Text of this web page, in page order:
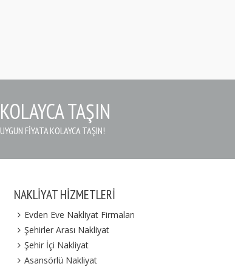
KOLAYCA TAŞIN
UYGUN FIYATA KOLAYCA TAŞIN!
NAKLIYAT HIZMETLERI
Evden Eve Nakliyat Firmaları
Şehirler Arası Nakliyat
Şehir İçi Nakliyat
Asansörlü Nakliyat